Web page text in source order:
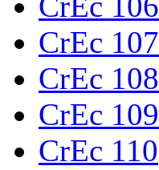
CrEc 107
CrEc 108
CrEc 109
CrEc 110